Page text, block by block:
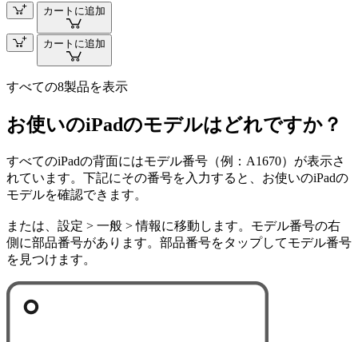
カートに追加
カートに追加
すべての8製品を表示
お使いのiPadのモデルはどれですか？
すべてのiPadの背面にはモデル番号（例：A1670）が表示さ
れています。下記にその番号を入力すると、お使いのiPadの
モデルを確認できます。
または、設定 > 一般 > 情報に移動します。モデル番号の右
側に部品番号があります。部品番号をタップしてモデル番号
を見つけます。